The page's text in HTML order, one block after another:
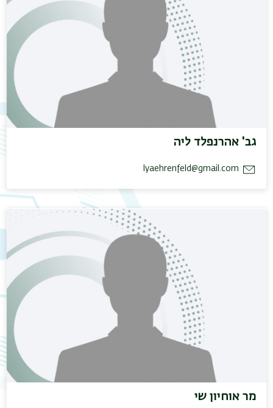
גב' אהרנפלד ליה
lyaehrenfeld@gmail.com
מר אוחיון שי